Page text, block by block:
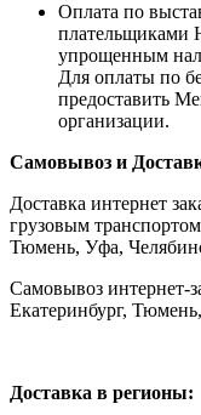
Оплата по
плательщиками
упрощенным
Для оплаты по
предоставить
организации.
Самовывоз и
Доставка интернет
грузовым
Тюмень, Уфа,
Самовывоз интернет-
Екатеринбург,
Доставка в регионы: